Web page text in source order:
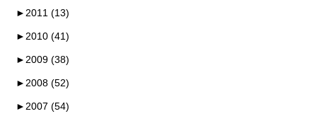
► 2011 (13)
► 2010 (41)
► 2009 (38)
► 2008 (52)
► 2007 (54)